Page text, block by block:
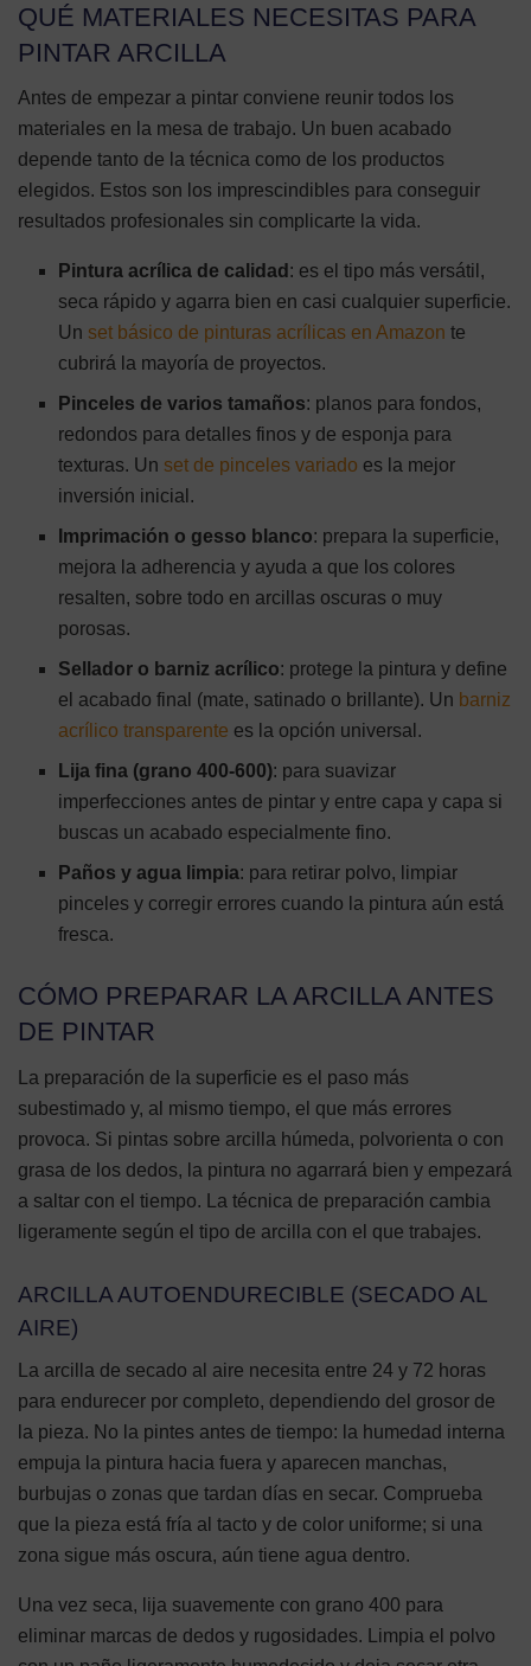
QUÉ MATERIALES NECESITAS PARA
PINTAR ARCILLA
Antes de empezar a pintar conviene reunir todos los
materiales en la mesa de trabajo. Un buen acabado
depende tanto de la técnica como de los productos
elegidos. Estos son los imprescindibles para conseguir
resultados profesionales sin complicarte la vida.
Pintura acrílica de calidad : es el tipo más versátil,
seca rápido y agarra bien en casi cualquier superficie.
Un set básico de pinturas acrílicas en Amazon te
cubrirá la mayoría de proyectos.
Pinceles de varios tamaños: planos para fondos,
redondos para detalles finos y de esponja para
texturas. Un set de pinceles variado es la mejor
inversión inicial.
Imprimación o gesso blanco: prepara la superficie,
mejora la adherencia y ayuda a que los colores
resalten, sobre todo en arcillas oscuras o muy
porosas.
Sellador o barniz acrílico: protege la pintura y define
el acabado final (mate, satinado o brillante). Un barniz
acrílico transparente es la opción universal.
Lija fina (grano 400-600): para suavizar
imperfecciones antes de pintar y entre capa y capa si
buscas un acabado especialmente fino.
Paños y agua limpia: para retirar polvo, limpiar
pinceles y corregir errores cuando la pintura aún está
fresca.
CÓMO PREPARAR LA ARCILLA ANTES
DE PINTAR
La preparación de la superficie es el paso más
subestimado y, al mismo tiempo, el que más errores
provoca. Si pintas sobre arcilla húmeda, polvorienta o con
grasa de los dedos, la pintura no agarrará bien y empezará
a saltar con el tiempo. La técnica de preparación cambia
ligeramente según el tipo de arcilla con el que trabajes.
ARCILLA AUTOENDURECIBLE (SECADO AL
AIRE)
La arcilla de secado al aire necesita entre 24 y 72 horas
para endurecer por completo, dependiendo del grosor de
la pieza. No la pintes antes de tiempo: la humedad interna
empuja la pintura hacia fuera y aparecen manchas,
burbujas o zonas que tardan días en secar. Comprueba
que la pieza está fría al tacto y de color uniforme; si una
zona sigue más oscura, aún tiene agua dentro.
Una vez seca, lija suavemente con grano 400 para
eliminar marcas de dedos y rugosidades. Limpia el polvo